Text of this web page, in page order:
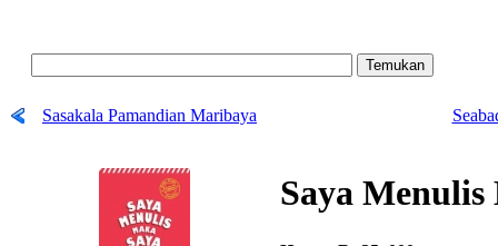
Sasakala Pamandian Maribaya
Saya Menulis